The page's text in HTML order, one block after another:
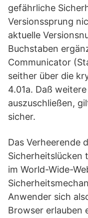
gefährliche
Versionssprung
aktuelle
Buchstaben
Communicator
seither über die
4.01a. Daß
auszuschließen,
sicher.
Das Verheerende
Sicherheitslücken
im World-Wide-
Anwender sich
Browser erlauben